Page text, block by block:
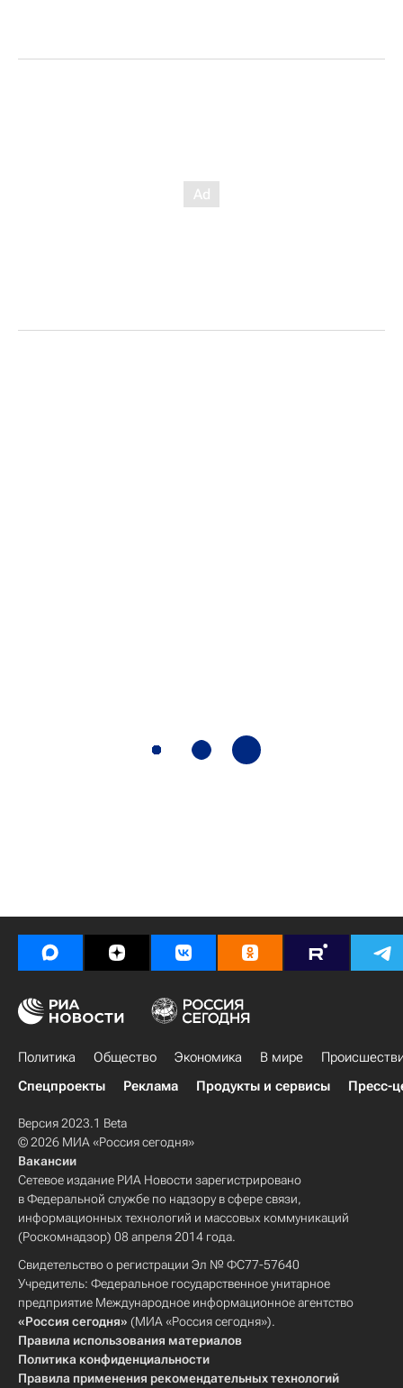
Политика Общество Экономика В мире
Спецпроекты
Реклама Продукты и сервисы Пресс-
Версия 2023.1 Beta
© 2026 МИА «Россия сегодня»
Вакансии
Сетевое издание РИА Новости зарегистрировано
в Федеральной службе по надзору в сфере связи,
информационных технологий и массовых коммуникаций
(Роскомнадзор) 08 апреля 2014 года.
Свидетельство о регистрации Эл № ФС77-57640
Учредитель: Федеральное государственное унитарное
предприятие Международное информационное агентство
«Россия сегодня» (МИА «Россия сегодня»).
Правила использования материалов
Политика конфиденциальности
Правила применения рекомендательных технологий